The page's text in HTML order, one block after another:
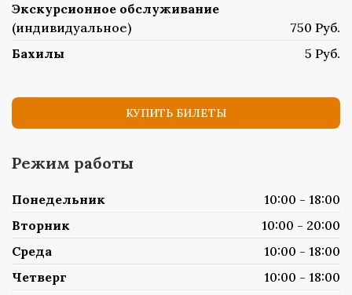
Экскурсионное обслуживание
(индивидуальное)
750 Руб.
Бахилы
5 Руб.
КУПИТЬ БИЛЕТЫ
Режим работы
Понедельник
10:00 - 18:00
Вторник
10:00 - 20:00
Среда
10:00 - 18:00
Четверг
10:00 - 18:00